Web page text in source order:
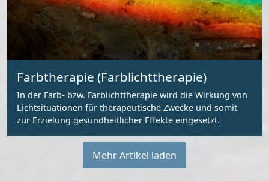
Farbtherapie (Farblichttherapie)
In der Farb- bzw. Farblichttherapie wird die Wirkung von
Lichtsituationen für therapeutische Zwecke und somit
zur Erzielung gesundheitlicher Effekte eingesetzt.
Mehr Artikel laden